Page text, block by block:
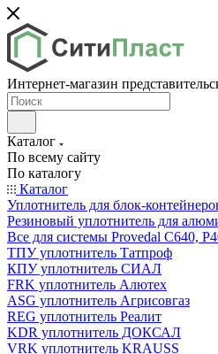
Интернет-магазин
Каталог
По всему сайту
По каталогу
Каталог
Уплотнитель для блок-
Резиновый уплотнитель для
Все для системы Provedal С640,
ТПУ уплотнитель Татпроф
КПУ уплотнитель СИАЛ
FRK уплотнитель Алютех
ASG уплотнитель Агрисовгаз
REG уплотнитель Реалит
KDR уплотнитель ДОКСАЛ
VRK уплотнитель KRAUSS